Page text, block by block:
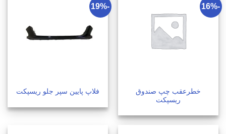
-16%
خطرعقب چپ صندوق
ریسپکت
-19%
فلاپ پایین سپر جلو ریسپکت